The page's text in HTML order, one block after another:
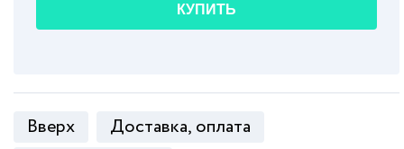
КУПИТЬ
Вверх
Доставка, оплата